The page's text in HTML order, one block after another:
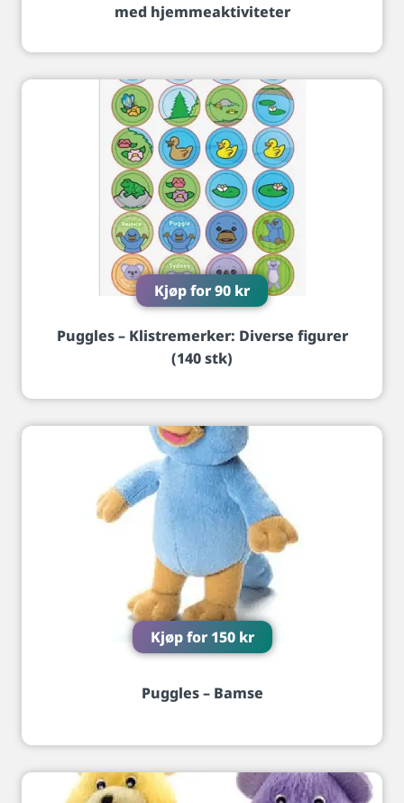
med hjemmeaktiviteter
Kjøp for90 kr
Puggles – Klistremerker: Diverse figurer
(140 stk)
Kjøp for 150 kr
Puggles – Bamse